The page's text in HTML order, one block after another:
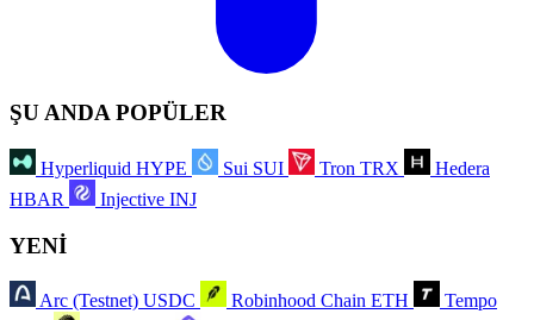
ŞU ANDA POPÜLER
Hyperliquid HYPE Sui SUI Tron TRX
Hedera
HBAR
Injective INJ
YENİ
Arc (Testnet) USDC Robinhood Chain ETH
Tempo